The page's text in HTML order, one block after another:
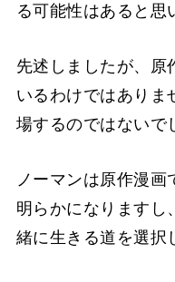
る可能性はあると思
先述しましたが、原
いるわけではありま
場するのではないで
ノーマンは原作漫
明らかになりますし
緒に生きる道を選択